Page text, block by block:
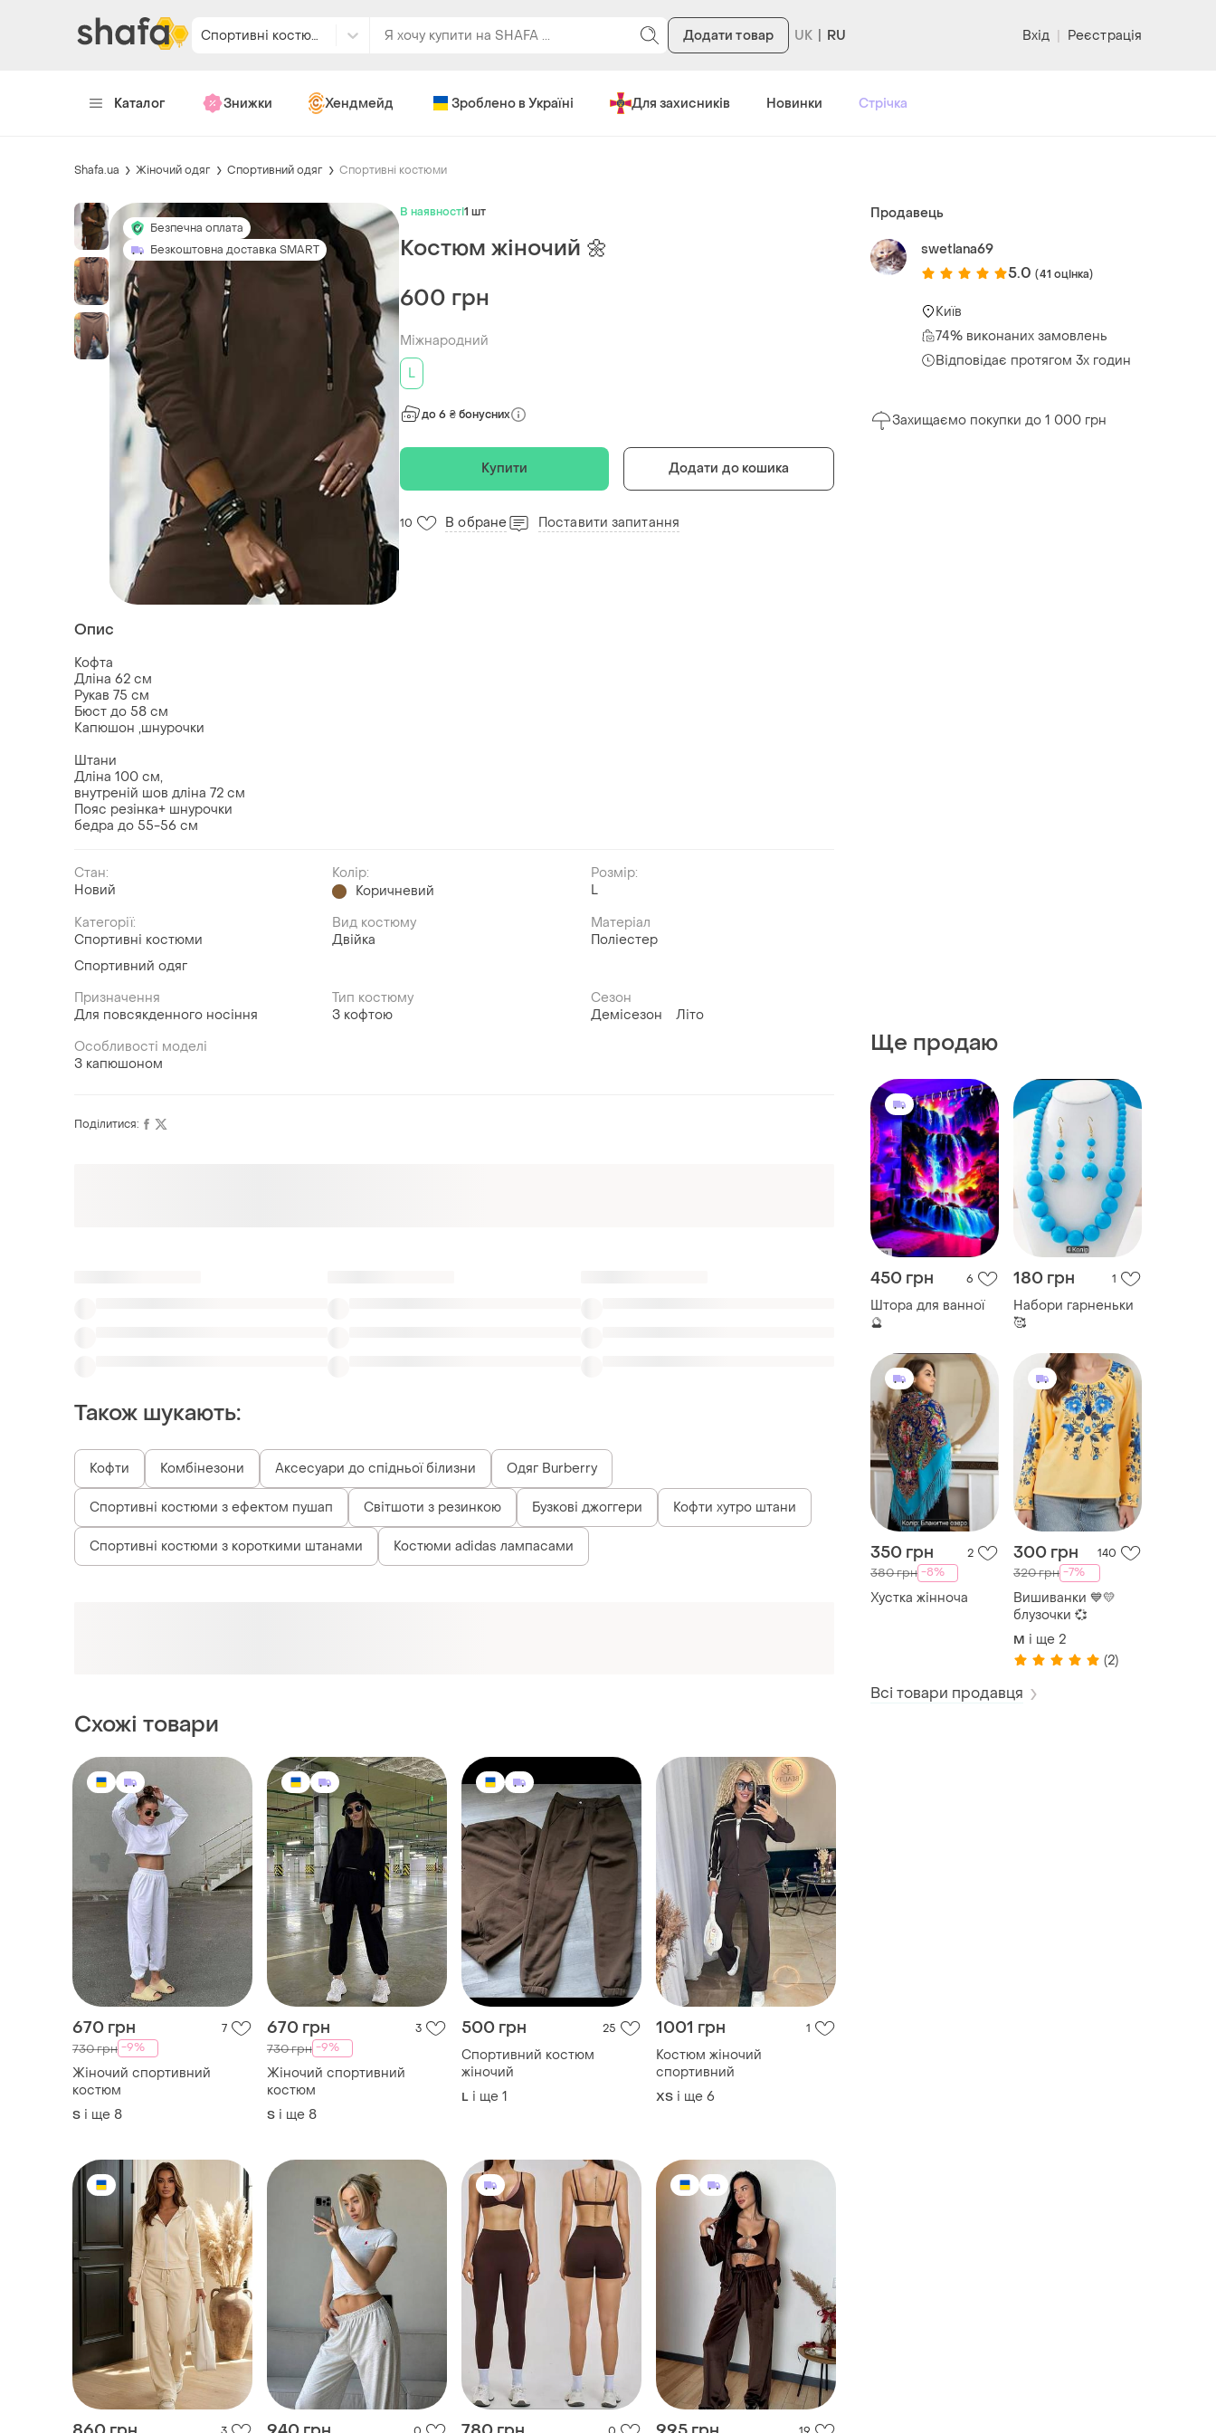
Спортивні костюми Додати товар RU Вхід | Реєстрація
Каталог Знижки Хендмейд Зроблено в Україні Для захисників Новинки Стрічка
Shafa.ua Жіночий одяг Спортивний одяг Спортивні костюми
Безпечна оплата
Безкоштовна доставка SMART
В наявності1 шт
Костюм жіночий 🌼
600 грн
Міжнародний
L
до 6 ₴ бонусних
Купити Додати до кошика
10 В обране Поставити запитання
Опис
Кофта
Дліна 62 см
Рукав 75 см
Бюст до 58 см
Капюшон ,шнурочки
Штани
Дліна 100 см,
внутреній шов дліна 72 см
Пояс резінка+ шнурочки
бедра до 55-56 см
Стан:
Новий
Колір:
Коричневий
Розмір:
L
Категорії:
Спортивні костюми
Спортивний одяг
Вид костюму
Двійка
Матеріал
Поліестер
Призначення
Для повсякденного носіння
Тип костюму
З кофтою
Сезон
Демісезон
Літо
Особливості моделі
З капюшоном
Продавець
swetlana69
5.0 (41 оцінка)
Київ
74% виконаних замовлень
Відповідає протягом 3х годин
Захищаємо покупки до 1 000 грн
Ще продаю
450 грн 6
Штора для ванної
🔮
180 грн 1
Набори гарненьки
🥰
350 грн 2
380 грн -8%
Хустка жінноча
300 грн 140
320 грн -7%
Вишиванки 💙💛
блузочки 💞
M і ще 2
(2)
Всі товари продавця
Поділитися:
Також шукають:
Кофти Комбінезони Аксесуари до спідньої білизни Одяг Burberry
Спортивні костюми з ефектом пушап Світшоти з резинкою Бузкові джоггери Кофти хутро штани
Спортивні костюми з короткими штанами Костюми adidas лампасами
670 грн
730 грн -9%
Жіночий спортивний
костюм
і ще 8
670 грн 3
730 грн -9%
Жіночий спортивний
костюм
і ще 8
500 грн
Спортивний костюм
жіночий
L і ще 1
1001 грн 1
Костюм жіночий
спортивний
ХS і ще 6
860 грн 3
Костюм жіночий
спортивний
ХS і ще
940 грн
Костюм жіночий
спортивний
ХS і ще 5
780 грн 0
Спортивні комплекти/
костюми
L
995 грн
Жіночий велюровий
костюм трійка з топом,
жіночий спортивний
костюм
S і ще 2